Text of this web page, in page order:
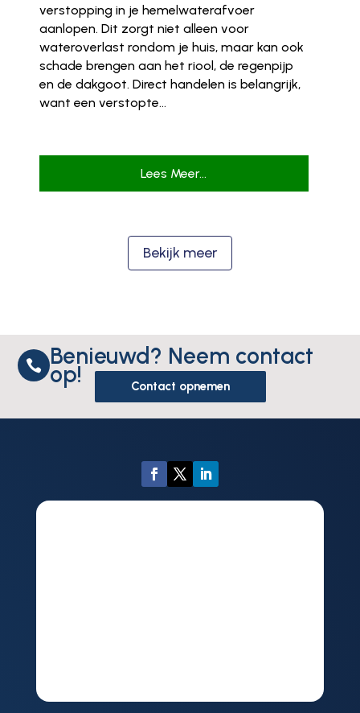
verstopping in je hemelwaterafvoer
aanlopen. Dit zorgt niet alleen voor
wateroverlast rondom je huis, maar kan ook
schade brengen aan het riool, de regenpijp
en de dakgoot. Direct handelen is belangrijk,
want een verstopte...
Lees Meer...
Bekijk meer
 Benieuwd? Neem contact
op! Contact opnemen